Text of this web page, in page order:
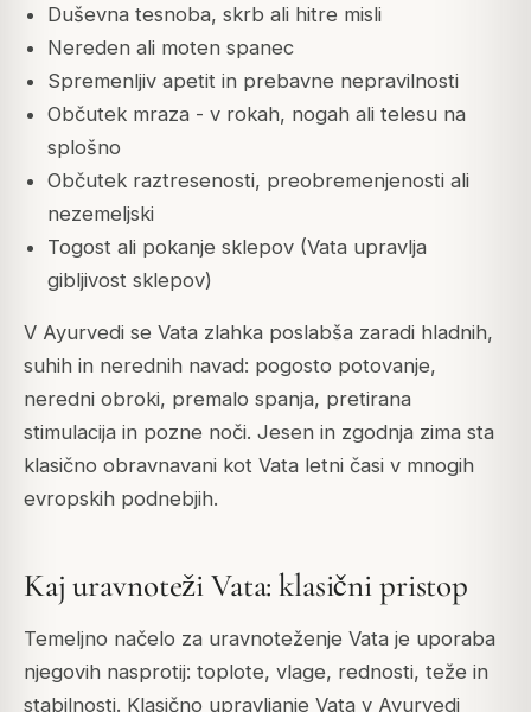
Duševna tesnoba, skrb ali hitre misli
Nereden ali moten spanec
Spremenljiv apetit in prebavne nepravilnosti
Občutek mraza - v rokah, nogah ali telesu na
splošno
Občutek raztresenosti, preobremenjenosti ali
nezemeljski
Togost ali pokanje sklepov (Vata upravlja
gibljivost sklepov)
V Ayurvedi se Vata zlahka poslabša zaradi hladnih,
suhih in nerednih navad: pogosto potovanje,
neredni obroki, premalo spanja, pretirana
stimulacija in pozne noči. Jesen in zgodnja zima sta
klasično obravnavani kot Vata letni časi v mnogih
evropskih podnebjih.
Kaj uravnoteži Vata: klasični pristop
Temeljno načelo za uravnoteženje Vata je uporaba
njegovih nasprotij: toplote, vlage, rednosti, teže in
stabilnosti. Klasično upravljanje Vata v Ayurvedi